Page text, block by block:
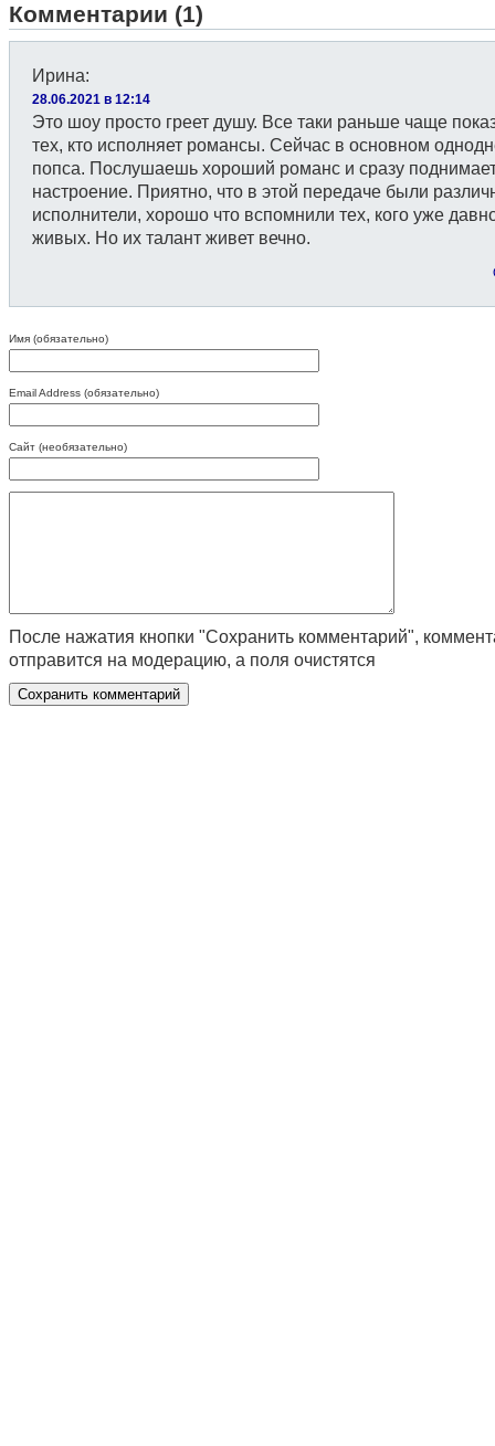
Комментарии (1)
Ирина:
28.06.2021 в 12:14
Это шоу просто греет душу. Все таки раньше чаще
тех, кто исполняет романсы. Сейчас в основном
попса. Послушаешь хороший романс и сразу
настроение. Приятно, что в этой передаче были
исполнители, хорошо что вспомнили тех, кого уже
живых. Но их талант живет вечно.
Имя (обязательно)
Email Address (обязательно)
Сайт (необязательно)
После нажатия кнопки "Сохранить комментарий",
отправится на модерацию, а поля очистятся